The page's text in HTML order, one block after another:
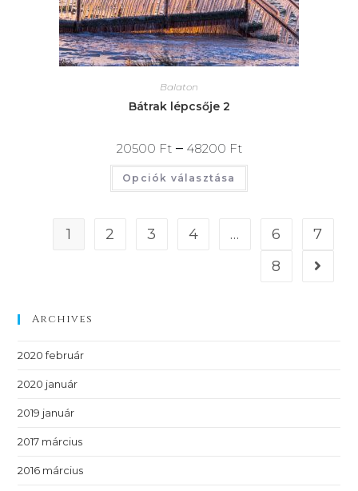
Balaton
Bátrak lépcsője 2
20500 Ft– 48200 Ft
Opciók választása
1 2 3 4 … 6
7
8
Archives
2020 február
2020 január
2019 január
2017 március
2016 március